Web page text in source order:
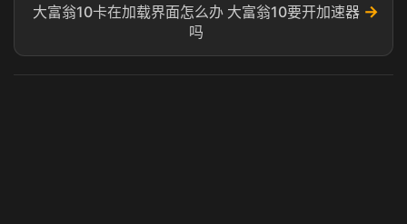
大富翁10卡在加载界面怎么办 大富翁10要开加速器
吗
→